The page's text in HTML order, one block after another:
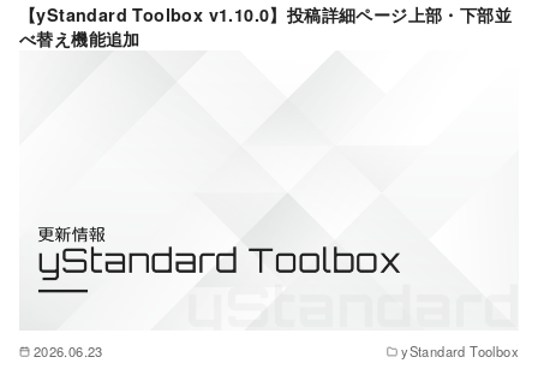
【yStandard Toolbox v1.10.0】投稿詳細ページ上部・下部並
べ替え機能追加
2026.06.23 yStandard Toolbox